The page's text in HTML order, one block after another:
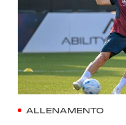
ALLENAMENTO